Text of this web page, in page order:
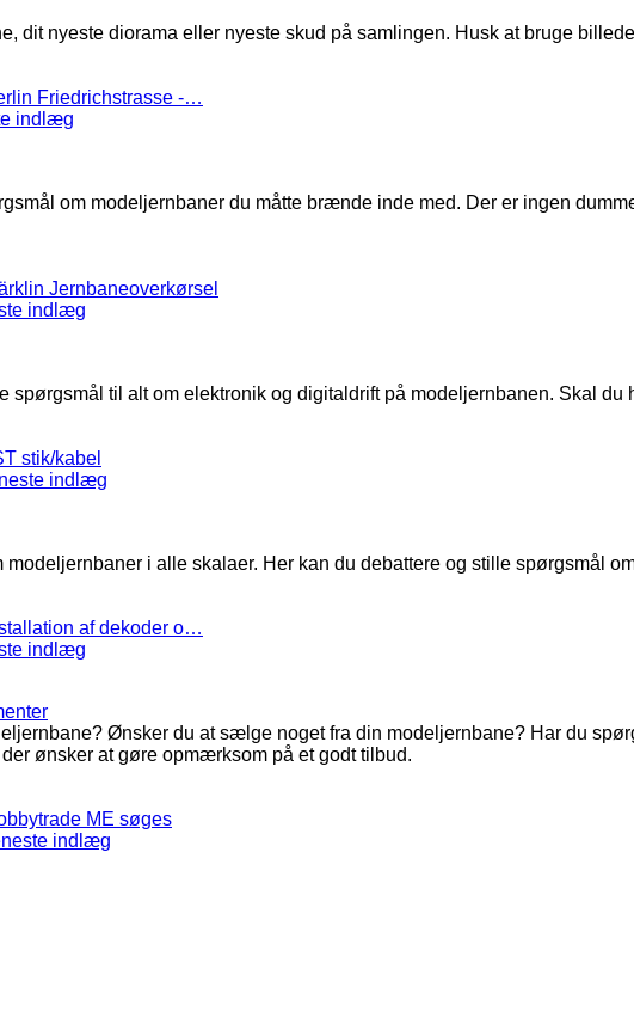
dit nyeste diorama eller nyeste skud på samlingen. Husk at bruge
Friedrichstrasse -…
indlæg
om modeljernbaner du måtte brænde inde med. Der er ingen
Jernbaneoverkørsel
indlæg
spørgsmål til alt om elektronik og digitaldrift på modeljernbanen. Skal
stik/kabel
indlæg
modeljernbaner i alle skalaer. Her kan du debattere og stille spørgsmål
af dekoder o…
indlæg
Ønsker du at sælge noget fra din modeljernbane? Har du
ønsker at gøre opmærksom på et godt tilbud.
ME søges
indlæg